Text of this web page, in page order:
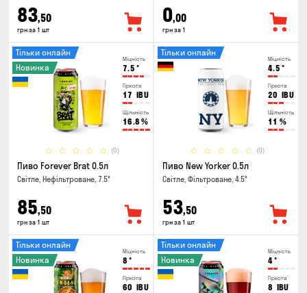
83,50
грн за 1 шт
0,00
грн за 1
Міцність
7.5 °
Гіркота
17 IBU
Щільність
16.8 %
(0)
Тільки онлайн
Новинка
Пиво Forever Brat 0.5л
Світле, Нефільтроване, 7.5°
85,50
грн за 1 шт
Міцність
4.5 °
Гіркота
20 IBU
Щільність
11 %
(0)
Тільки онлайн
Пиво New Yorker 0.5л
Світле, Фільтроване, 4.5°
53,50
грн за 1 шт
Міцність
8 °
Гіркота
60 IBU
Тільки онлайн
Новинка
Міцність
4°
Гіркота
8 IBU
Тільки онлайн
Новинка